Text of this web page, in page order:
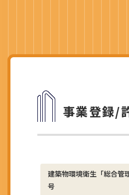
事業登録/
建築物環境衛生「総合管
号